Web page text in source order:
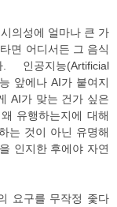
의성에 얼마나 큰 가
면 어디서든 그 음식
. 인공지능(Artificial
앞에나 AI가 붙여지
AI가 맞는 건가 싶은
유행하는지에 대해
는 것이 아닌 유명해
인지한 후에야 자연
요구를 무작정 좇다